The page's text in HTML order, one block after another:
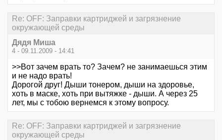
Re: OFF: Заправки картриджей и загрязнение
окружающей среды
Дядя Миша
4 - 09.11.2009 - 14:41
>>Вот зачем врать то? Зачем? не занимаешься этим
и не надо врать!
Дорогой друг! Дыши тонером, дыши на здоровье,
хоть в маске, хоть при вытяжке - дыши. А через 25
лет, мы с тобою вернемся к этому вопросу.
Re: OFF: Заправки картриджей и загрязнение
окружающей среды